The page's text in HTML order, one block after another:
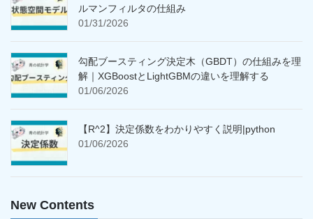
ルマンフィルタの仕組み
01/31/2026
勾配ブースティング決定木（GBDT）の仕組みを理
解｜XGBoostとLightGBMの違いを理解する
01/06/2026
【R^2】決定係数をわかりやすく説明|python
01/06/2026
New Contents